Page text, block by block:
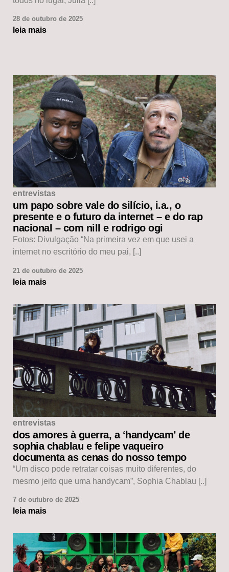
28 de outubro de 2025
leia mais
entrevistas
um papo sobre vale do silício, i.a., o
presente e o futuro da internet – e do rap
nacional – com nill e rodrigo ogi
Fotos: Divulgação “Na primeira vez em que usei a
internet no escritório do meu pai, [..]
21 de outubro de 2025
leia mais
entrevistas
dos amores à guerra, a ‘handycam’ de
sophia chablau e felipe vaqueiro
documenta as cenas do nosso tempo
“Um disco pode retratar coisas muito diferentes, do
mesmo jeito que uma handycam”, Sophia Chablau [..]
7 de outubro de 2025
leia mais